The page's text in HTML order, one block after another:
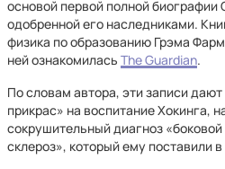
основой первой полной биографии
одобренной его наследниками.
физика по образованию Грэма
ней ознакомилась The Guardian.
По словам автора, эти записи
прикрас» на воспитание Хокинга,
сокрушительный диагноз
склероз», который ему поставили в